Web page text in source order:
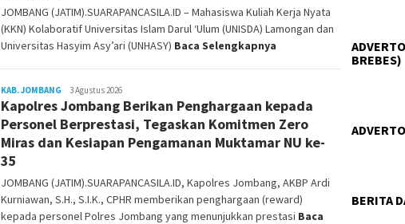
JOMBANG (JATIM).SUARAPANCASILA.ID – Mahasiswa Kuliah Kerja Nyata
(KKN) Kolaboratif Universitas Islam Darul ‘Ulum (UNISDA) Lamongan dan
Universitas Hasyim Asy’ari (UNHASY) Baca Selengkapnya
KAB. JOMBANG Siyanto
3 Agustus 2026
Kapolres Jombang Berikan Penghargaan kepada
Personel Berprestasi, Tegaskan Komitmen Zero
Miras dan Kesiapan Pengamanan Muktamar NU ke-
35
JOMBANG (JATIM).SUARAPANCASILA.ID, Kapolres Jombang, AKBP Ardi
Kurniawan, S.H., S.I.K., CPHR memberikan penghargaan (reward)
kepada personel Polres Jombang yang menunjukkan prestasi Baca
BREBES)
BERITA